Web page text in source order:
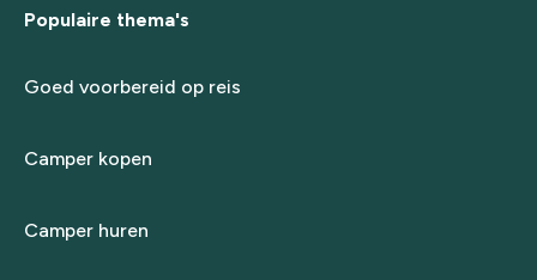
Populaire thema's
Goed voorbereid op reis
Camper kopen
Camper huren